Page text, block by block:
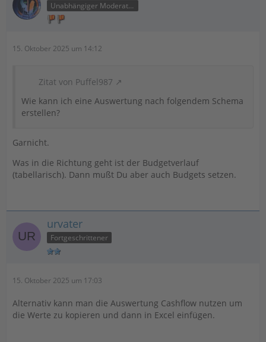
Unabhängiger Moderator
15. Oktober 2025 um 14:12
Zitat von Puffel987
Wie kann ich eine Auswertung nach folgendem Schema
erstellen?
Garnicht.
Was in die Richtung geht ist der Budgetverlauf
(tabellarisch). Dann mußt Du aber auch Budgets setzen.
urvater
Fortgeschrittener
15. Oktober 2025 um 17:03
Alternativ kann man die Auswertung Cashflow nutzen um
die Werte zu kopieren und dann in Excel einfügen.